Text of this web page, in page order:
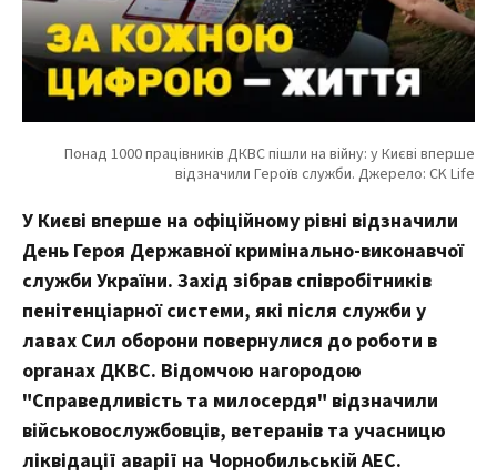
У Києві вперше на офіційному рівні відзначили
День Героя Державної кримінально-виконавчої
служби України. Захід зібрав співробітників
пенітенціарної системи, які після служби у
лавах Сил оборони повернулися до роботи в
органах ДКВС. Відомчою нагородою
"Справедливість та милосердя" відзначили
військовослужбовців, ветеранів та учасницю
ліквідації аварії на Чорнобильській АЕС.